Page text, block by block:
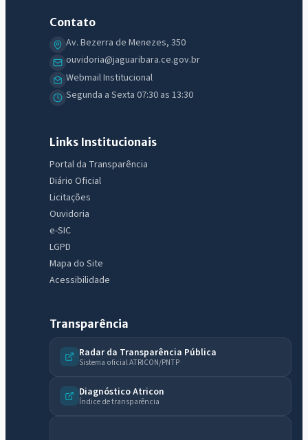
Contato
Av. Bezerra de Menezes, 350
ouvidoria@jaguaribara.ce.gov.br
Webmail Institucional
Segunda a Sexta 07:30 as 13:30
Links Institucionais
Portal da Transparência
Diário Oficial
Licitações
Ouvidoria
e-SIC
LGPD
Mapa do Site
Acessibilidade
Transparência
Radar da Transparência Pública
Sistema oficial ATRICON/PNTP
Diagnóstico Atricon
Índice de transparência